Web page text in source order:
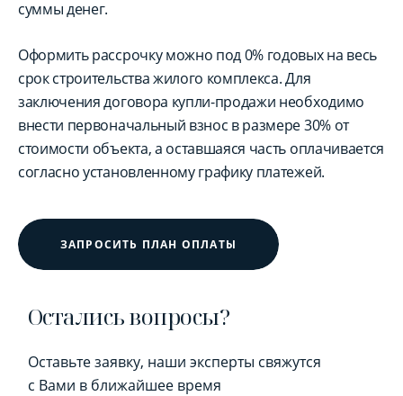
суммы денег.
Оформить рассрочку можно под 0% годовых на весь
срок строительства жилого комплекса. Для
заключения договора купли-продажи необходимо
внести первоначальный взнос в размере 30% от
стоимости объекта, а оставшаяся часть оплачивается
согласно установленному графику платежей.
ЗАПРОСИТЬ ПЛАН ОПЛАТЫ
Остались вопросы?
Оставьте заявку, наши эксперты свяжутся
с Вами в ближайшее время